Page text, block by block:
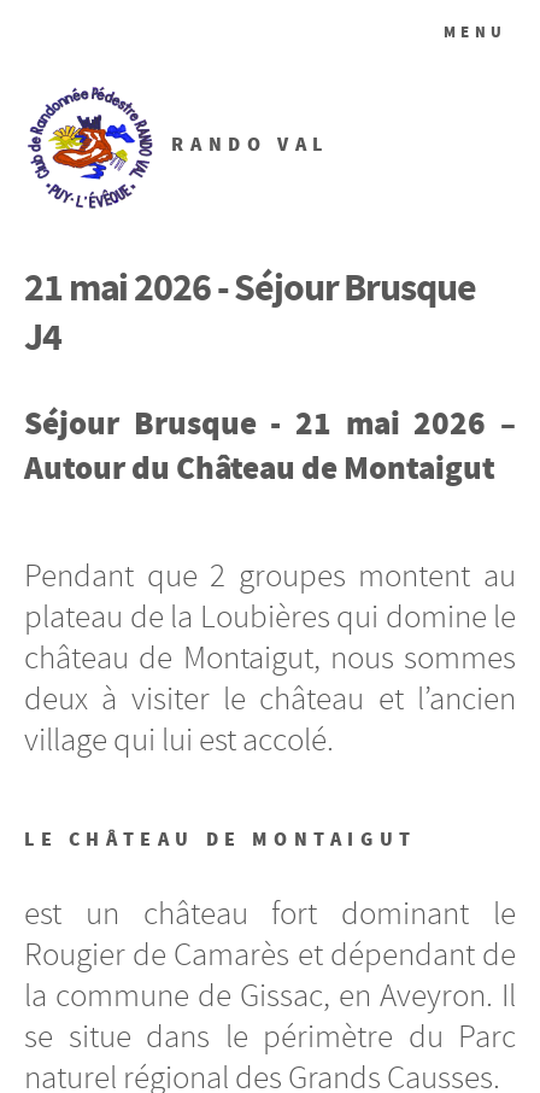
RANDO VAL
MENU
21 mai 2026 - Séjour Brusque
J4
Séjour Brusque - 21 mai 2026 –
Autour du Château de Montaigut
Pendant que 2 groupes montent au
plateau de la Loubières qui domine le
château de Montaigut, nous sommes
deux à visiter le château et l’ancien
village qui lui est accolé.
LE CHÂTEAU DE MONTAIGUT
est un château fort dominant le
Rougier de Camarès et dépendant de
la commune de Gissac, en Aveyron. Il
se situe dans le périmètre du Parc
naturel régional des Grands Causses.